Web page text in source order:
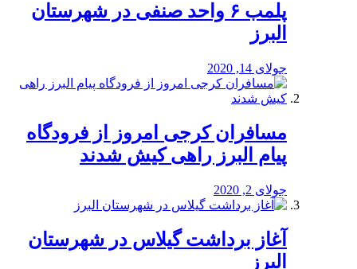
پلمب ۶ واحد صنفی در شهرستان
البرز
جولای 14, 2020
مسافران کرجی امروز از فرودگاه
پیام البرز راهی کیش شدند
جولای 2, 2020
آغاز برداشت گیلاس در شهرستان
البرز